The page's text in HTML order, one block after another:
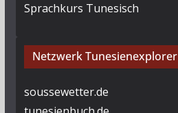
Sprachkurs Tunesisch
Netzwerk Tunesienexplorer
soussewetter.de